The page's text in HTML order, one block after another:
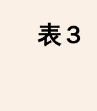
表３